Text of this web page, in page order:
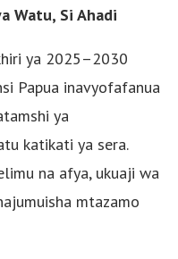
Watu, Si Ahadi
ya 2025–2030
Papua inavyofafanua
ya
katikati ya sera.
na afya, ukuaji wa
mtazamo